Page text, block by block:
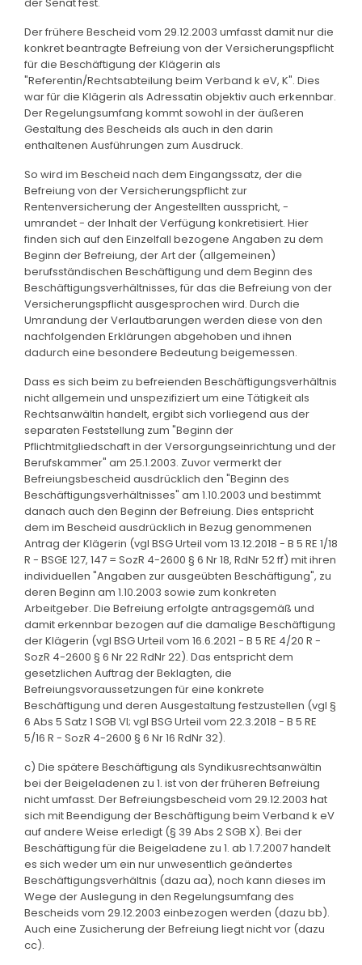
Der frühere Bescheid vom 29.12.2003 umfasst damit nur die
konkret beantragte Befreiung von der Versicherungspflicht
für die Beschäftigung der Klägerin als
"Referentin/Rechtsabteilung beim Verband k eV, K". Dies
war für die Klägerin als Adressatin objektiv auch erkennbar.
Der Regelungsumfang kommt sowohl in der äußeren
Gestaltung des Bescheids als auch in den darin
enthaltenen Ausführungen zum Ausdruck.
So wird im Bescheid nach dem Eingangssatz, der die
Befreiung von der Versicherungspflicht zur
Rentenversicherung der Angestellten ausspricht, -
umrandet - der Inhalt der Verfügung konkretisiert. Hier
finden sich auf den Einzelfall bezogene Angaben zu dem
Beginn der Befreiung, der Art der (allgemeinen)
berufsständischen Beschäftigung und dem Beginn des
Beschäftigungsverhältnisses, für das die Befreiung von der
Versicherungspflicht ausgesprochen wird. Durch die
Umrandung der Verlautbarungen werden diese von den
nachfolgenden Erklärungen abgehoben und ihnen
dadurch eine besondere Bedeutung beigemessen.
Dass es sich beim zu befreienden Beschäftigungsverhältnis
nicht allgemein und unspezifiziert um eine Tätigkeit als
Rechtsanwältin handelt, ergibt sich vorliegend aus der
separaten Feststellung zum "Beginn der
Pflichtmitgliedschaft in der Versorgungseinrichtung und der
Berufskammer" am 25.1.2003. Zuvor vermerkt der
Befreiungsbescheid ausdrücklich den "Beginn des
Beschäftigungsverhältnisses" am 1.10.2003 und bestimmt
danach auch den Beginn der Befreiung. Dies entspricht
dem im Bescheid ausdrücklich in Bezug genommenen
Antrag der Klägerin (vgl BSG Urteil vom 13.12.2018 - B 5 RE 1/18
R - BSGE 127, 147 = SozR 4-2600 § 6 Nr 18, RdNr 52 ff) mit ihren
individuellen "Angaben zur ausgeübten Beschäftigung", zu
deren Beginn am 1.10.2003 sowie zum konkreten
Arbeitgeber. Die Befreiung erfolgte antragsgemäß und
damit erkennbar bezogen auf die damalige Beschäftigung
der Klägerin (vgl BSG Urteil vom 16.6.2021 - B 5 RE 4/20 R -
SozR 4-2600 § 6 Nr 22 RdNr 22). Das entspricht dem
gesetzlichen Auftrag der Beklagten, die
Befreiungsvoraussetzungen für eine konkrete
Beschäftigung und deren Ausgestaltung festzustellen (vgl §
6 Abs 5 Satz 1 SGB VI; vgl BSG Urteil vom 22.3.2018 - B 5 RE
5/16 R - SozR 4-2600 § 6 Nr 16 RdNr 32).
c) Die spätere Beschäftigung als Syndikusrechtsanwältin
bei der Beigeladenen zu 1. ist von der früheren Befreiung
nicht umfasst. Der Befreiungsbescheid vom 29.12.2003 hat
sich mit Beendigung der Beschäftigung beim Verband k eV
auf andere Weise erledigt (§ 39 Abs 2 SGB X). Bei der
Beschäftigung für die Beigeladene zu 1. ab 1.7.2007 handelt
es sich weder um ein nur unwesentlich geändertes
Beschäftigungsverhältnis (dazu aa), noch kann dieses im
Wege der Auslegung in den Regelungsumfang des
Bescheids vom 29.12.2003 einbezogen werden (dazu bb).
Auch eine Zusicherung der Befreiung liegt nicht vor (dazu
cc).